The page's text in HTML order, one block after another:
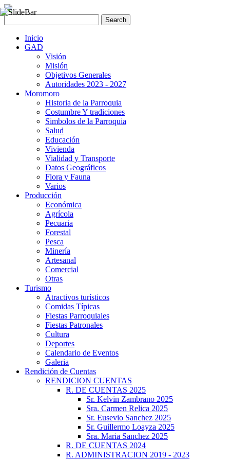
Inicio
GAD
Visión
Misión
Objetivos Generales
Autoridades 2023 - 2027
Moromoro
Historia de la Parroquia
Costumbre Y tradiciones
Simbolos de la Parroquia
Salud
Educación
Vivienda
Vialidad y Transporte
Datos Geográficos
Flora y Fauna
Varios
Producción
Económica
Agrícola
Pecuaria
Forestal
Pesca
Minería
Artesanal
Comercial
Otras
Turismo
Atractivos turísticos
Comidas Típicas
Fiestas Parroquiales
Fiestas Patronales
Cultura
Deportes
Calendario de Eventos
Galeria
Rendición de Cuentas
RENDICION CUENTAS
R. DE CUENTAS 2025
Sr. Kelvin Zambrano 2025
Sra. Carmen Relica 2025
Sr. Eusevio Sanchez 2025
Sr. Guillermo Loayza 2025
Sra. Maria Sanchez 2025
R. DE CUENTAS 2024
R. ADMINISTRACION 2019 - 2023